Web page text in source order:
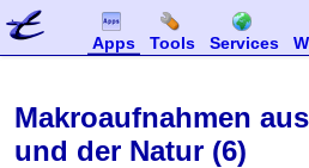
Apps Tools Services
Makroaufnahmen
und der Natur (6)